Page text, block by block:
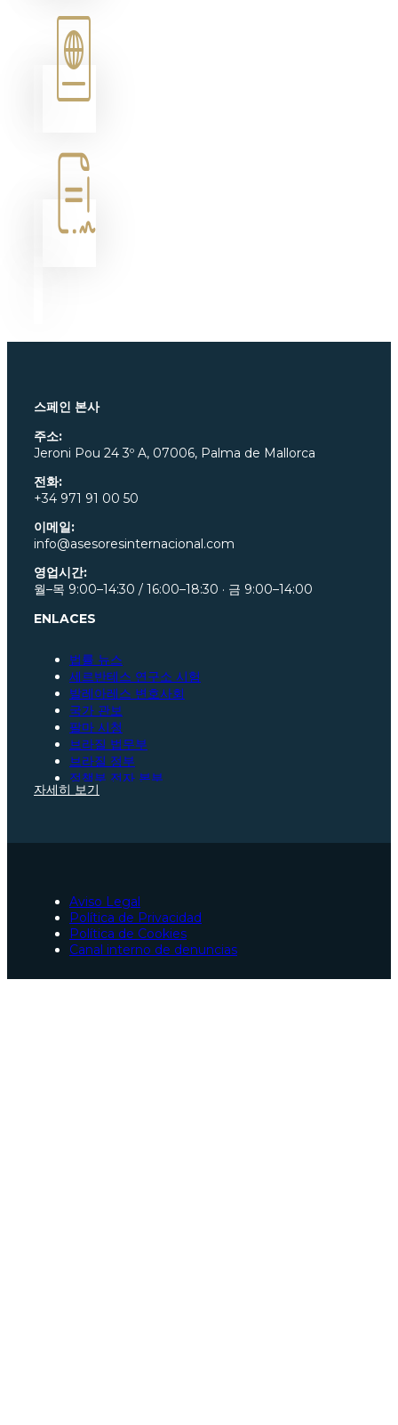
스페인 본사
주소:
Jeroni Pou 24 3º A, 07006, Palma de Mallorca
전화:
+34 971 91 00 50
이메일:
info@asesoresinternacional.com
영업시간:
월–목 9:00–14:30 / 16:00–18:30 · 금 9:00–14:00
ENLACES
법률 뉴스
세르반테스 연구소 시험
발레아레스 변호사회
국가 관보
팔마 시청
브라질 법무부
브라질 정부
정책부 전자 본부
상파울루 변호사회
스페인 헌법
유럽 연합 포털
사라고사 변호사회
팔마에서 스페인 국적 취득 변호사
팔마에서 교통사고 변호사
팔마에서 긴급 형사 변호사
자세히 보기
Aviso Legal
Política de Privacidad
Política de Cookies
Canal interno de denuncias